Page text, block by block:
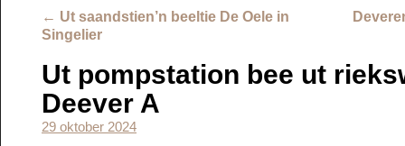
← Ut saandstien’n beeltie De Oele in
Singelier
Ut pompstation bee ut
Deever A
29 oktober 2024